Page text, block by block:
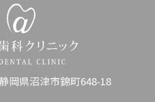
岡県沼津市錦町648-18